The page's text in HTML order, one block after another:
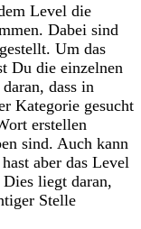
Level die
Dabei sind
Um das
Du die einzelnen
dass in
Kategorie gesucht
erstellen
sind. Auch kann
aber das Level
liegt daran,
Stelle